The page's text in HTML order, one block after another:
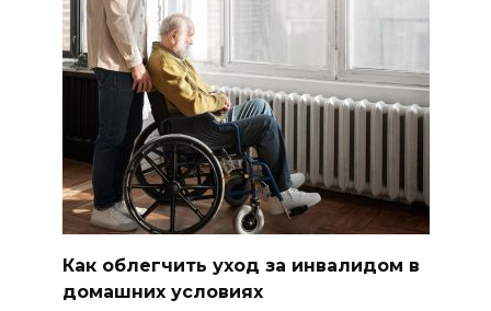
Как облегчить уход за инвалидом в
домашних условиях